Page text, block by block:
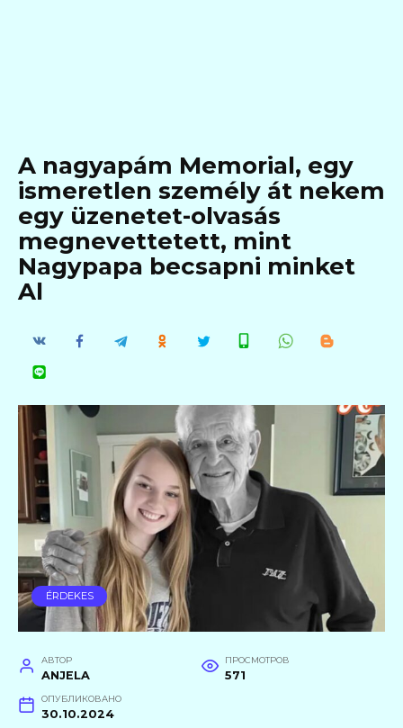
A nagyapám Memorial, egy
ismeretlen személy át nekem
egy üzenetet-olvasás
megnevettetett, mint
Nagypapa becsapni minket
Al
ÉRDEKES
АВТОР
ANJELA
ПРОСМОТРОВ
571
ОПУБЛИКОВАНО
30.10.2024